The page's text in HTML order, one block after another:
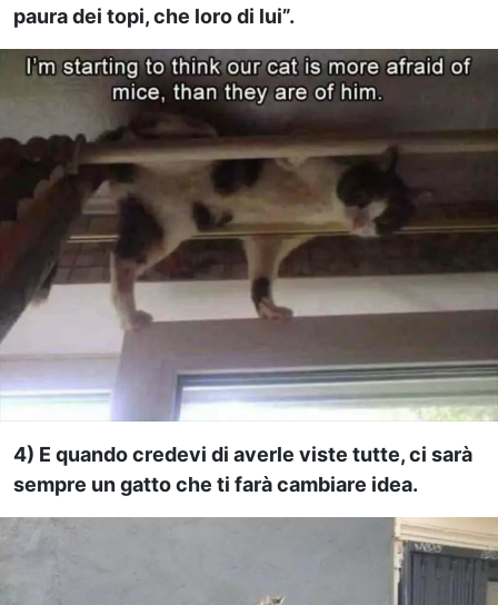
paura dei topi, che loro di lui”.
4) E quando credevi di averle viste tutte, ci sarà
sempre un gatto che ti farà cambiare idea.